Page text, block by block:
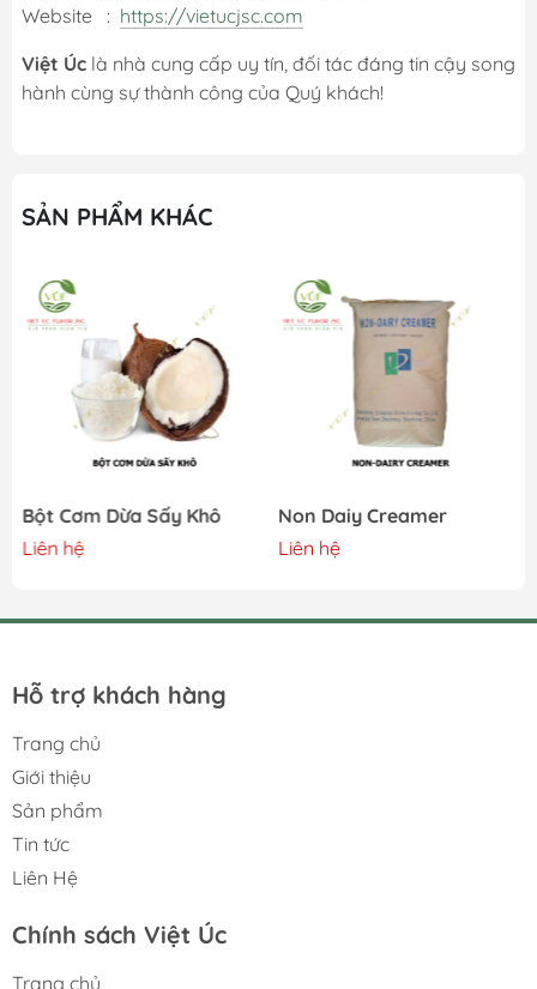
Website : https://vietucjsc.com
Việt Úc là nhà cung cấp uy tín, đối tác đáng tin cậy song
hành cùng sự thành công của Quý khách!
SẢN PHẨM KHÁC
Bột Cơm Dừa Sấy Khô
Liên hệ
Non Daiy Creamer
Liên hệ
Hỗ trợ khách hàng
Trang chủ
Giới thiệu
Sản phẩm
Tin tức
Liên Hệ
Chính sách Việt Úc
Trang chủ